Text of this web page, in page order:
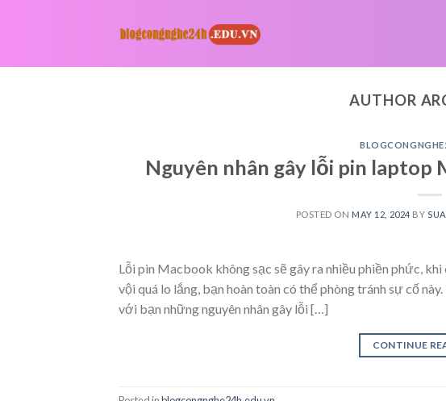
AUTHOR
Nguyên nhân gây lỗi pin laptop
POSTED ON MAY 12, 2024 BY
Lỗi pin Macbook không sạc sẽ gây ra nhiều phiền phức,
vội quá lo lắng, bạn hoàn toàn có thể phòng tránh sự cố
với bạn những nguyên nhân gây lỗi […]
CONTINUE